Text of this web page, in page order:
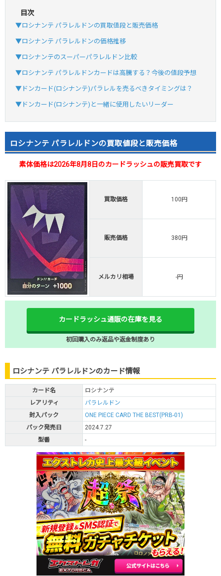
目次
▼ロシナンテ パラレルドンの買取値段と販売価格
▼ロシナンテ パラレルドンの価格推移
▼ロシナンテのスーパーパラレルドン比較
▼ロシナンテ パラレルドンカードは高騰する？今後の値段予想
▼ドンカード(ロシナンテ)パラレルを売るべきタイミングは？
▼ドンカード(ロシナンテ)と一緒に使用したいリーダー
ロシナンテ パラレルドンの買取値段と販売価格
素体価格は2026年8月8日のカードラッシュの販売買取です
買取価格 100円
販売価格 380円
メルカリ相場 -円
カードラッシュ通販の在庫を見る
初回購入のみ返品や返金制度あり
ロシナンテ パラレルドンのカード情報
カード名
ロシナンテ
レアリティ
パラレルドン
封入パック
ONE PIECE CARD THE BEST(PRB-01)
パック発売日
2024.7.27
型番
-